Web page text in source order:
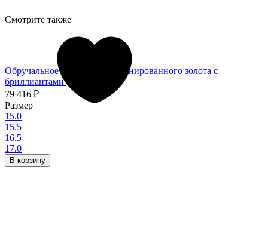
Обручальное кольцо мз комбинированного золота с
бриллиантами (028796)
79 416 ₽
Размер
15.0
15.5
16.5
17.0
В корзину
Смотрите также